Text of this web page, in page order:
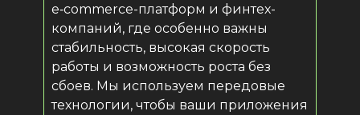
e‑commerce-платформ и финтех-
компаний, где особенно важны
стабильность, высокая скорость
работы и возможность роста без
сбоев. Мы используем передовые
технологии, чтобы ваши приложения